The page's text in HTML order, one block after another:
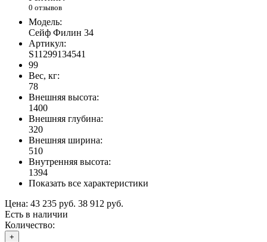
0 отзывов
Модель:
Сейф Филин 34
Артикул:
S11299134541
99
Вес, кг:
78
Внешняя высота:
1400
Внешняя глубина:
320
Внешняя ширина:
510
Внутренняя высота:
1394
Показать все характеристики
Цена: 43 235 руб. 38 912 руб.
Есть в наличии
Количество:
+